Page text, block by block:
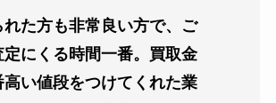
れた方も非常良い方で、ご
定にくる時間一番。買取金
高い値段をつけてくれた業